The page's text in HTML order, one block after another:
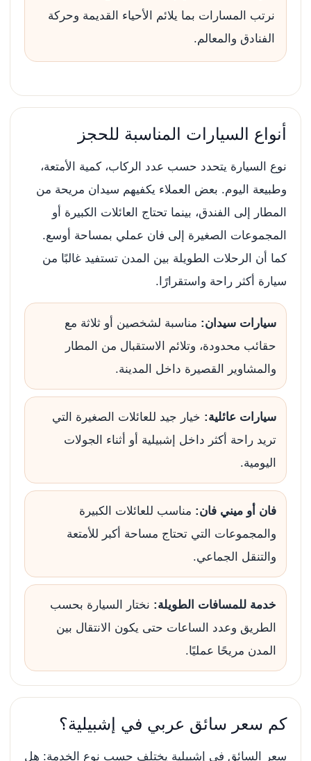
نرتب المسارات بما يلائم الأحياء القديمة وحركة
الفنادق والمعالم.
أنواع السيارات المناسبة للحجز
نوع السيارة يتحدد حسب عدد الركاب، كمية الأمتعة،
وطبيعة اليوم. بعض العملاء يكفيهم سيدان مريحة من
المطار إلى الفندق، بينما تحتاج العائلات الكبيرة أو
المجموعات الصغيرة إلى فان عملي بمساحة أوسع.
كما أن الرحلات الطويلة بين المدن تستفيد غالبًا من
سيارة أكثر راحة واستقرارًا.
سيارات سيدان: مناسبة لشخصين أو ثلاثة مع
حقائب محدودة، وتلائم الاستقبال من المطار
والمشاوير القصيرة داخل المدينة.
سيارات عائلية: خيار جيد للعائلات الصغيرة التي
تريد راحة أكثر داخل إشبيلية أو أثناء الجولات
اليومية.
فان أو ميني فان: مناسب للعائلات الكبيرة
والمجموعات التي تحتاج مساحة أكبر للأمتعة
والتنقل الجماعي.
خدمة للمسافات الطويلة: نختار السيارة بحسب
الطريق وعدد الساعات حتى يكون الانتقال بين
المدن مريحًا عمليًا.
كم سعر سائق عربي في إشبيلية؟
سعر السائق في إشبيلية يختلف حسب نوع الخدمة: هل